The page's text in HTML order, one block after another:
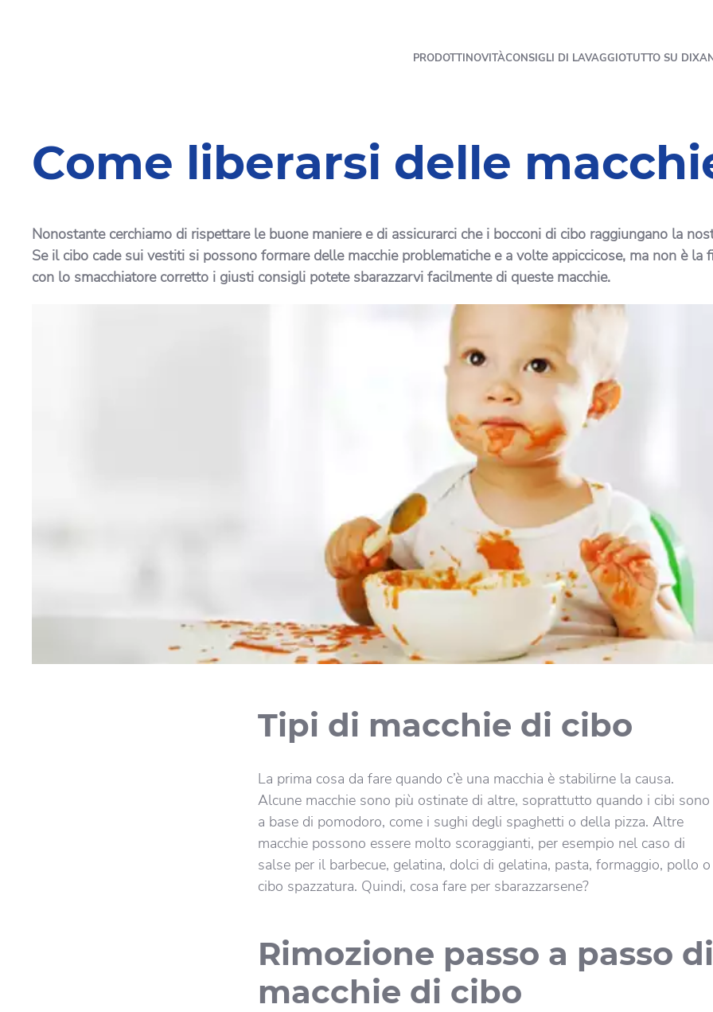
PRODOTTINOVITÀCONSIGLI DI LAVAGGIOTUTTO SU
Come liberarsi delle
Nonostante cerchiamo di rispettare le buone maniere e di assicurarci che i bocconi di cibo raggiungano la
Se il cibo cade sui vestiti si possono formare delle macchie problematiche e a volte appiccicose, ma non è la
con lo smacchiatore corretto i giusti consigli potete sbarazzarvi facilmente di queste macchie.
Tipi di macchie di cibo
La prima cosa da fare quando c’è una macchia è stabilirne la causa.
Alcune macchie sono più ostinate di altre, soprattutto quando i cibi sono
a base di pomodoro, come i sughi degli spaghetti o della pizza. Altre
macchie possono essere molto scoraggianti, per esempio nel caso di
salse per il barbecue, gelatina, dolci di gelatina, pasta, formaggio, pollo o
cibo spazzatura. Quindi, cosa fare per sbarazzarsene?
Rimozione passo a passo di
macchie di cibo